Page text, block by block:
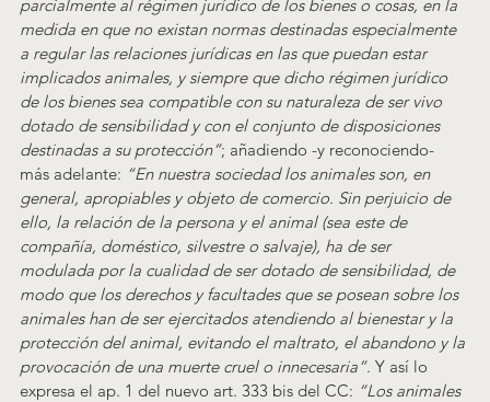
parcialmente al régimen jurídico de los bienes o cosas, en la
medida en que no existan normas destinadas especialmente
a regular las relaciones jurídicas en las que puedan estar
implicados animales, y siempre que dicho régimen jurídico
de los bienes sea compatible con su naturaleza de ser vivo
dotado de sensibilidad y con el conjunto de disposiciones
destinadas a su protección”; añadiendo -y reconociendo-
más adelante: “En nuestra sociedad los animales son, en
general, apropiables y objeto de comercio. Sin perjuicio de
ello, la relación de la persona y el animal (sea este de
compañía, doméstico, silvestre o salvaje), ha de ser
modulada por la cualidad de ser dotado de sensibilidad, de
modo que los derechos y facultades que se posean sobre los
animales han de ser ejercitados atendiendo al bienestar y la
protección del animal, evitando el maltrato, el abandono y la
provocación de una muerte cruel o innecesaria”. Y así lo
expresa el ap. 1 del nuevo art. 333 bis del CC: “Los animales